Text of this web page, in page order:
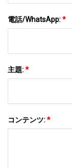
電話/WhatsApp:*
主題:*
コンテンツ:*